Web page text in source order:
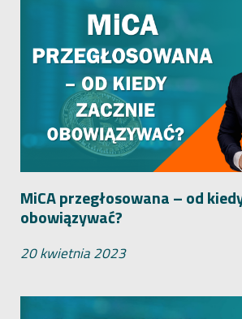
MiCA przegłosowana – od
obowiązywać?
20 kwietnia 2023